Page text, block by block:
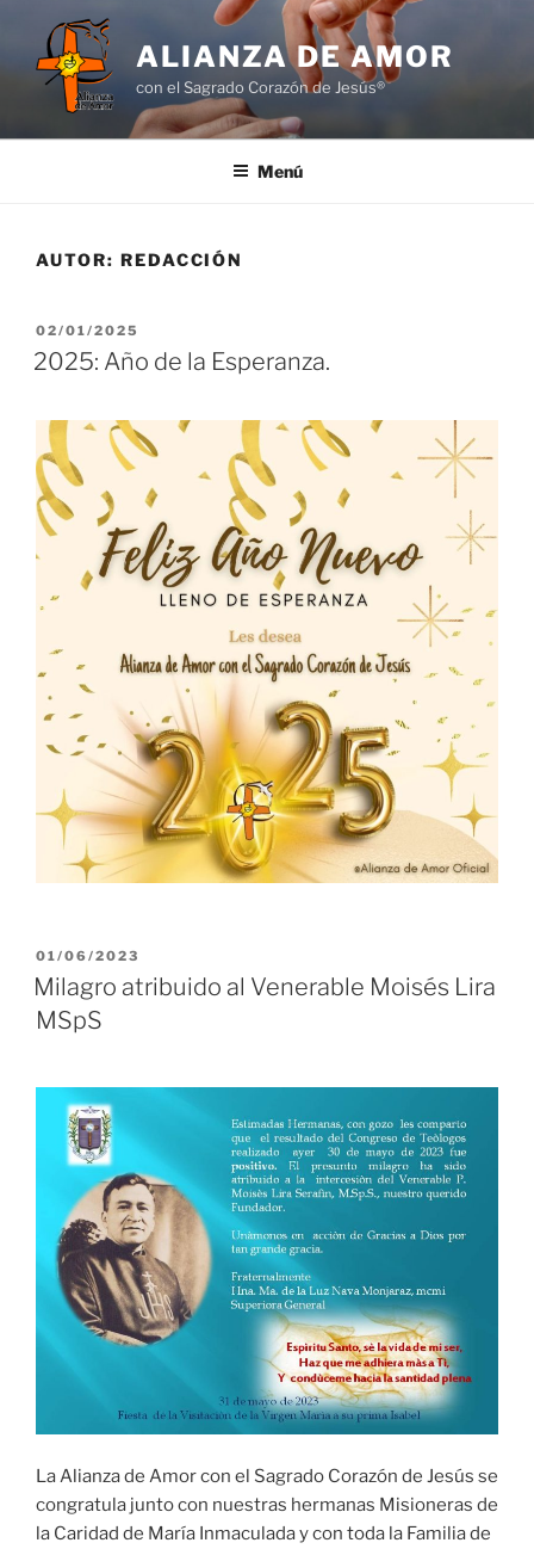
contenido
ALIANZA DE AMOR
con el Sagrado Corazón de Jesús®
Menú
AUTOR: REDACCIÓN
PUBLICADO
EL
02/01/2025
2025: Año de la Esperanza.
PUBLICADO
EL
01/06/2023
Milagro atribuido al Venerable Moisés Lira
MSpS
La Alianza de Amor con el Sagrado Corazón de Jesús se
congratula junto con nuestras hermanas Misioneras de
la Caridad de María Inmaculada y con toda la Familia de